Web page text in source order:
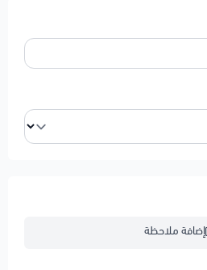
إضافة ملاحظة